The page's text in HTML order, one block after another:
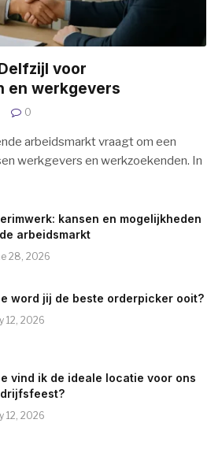
voor
en werkgevers
0
arbeidsmarkt vraagt om een
werkgevers en werkzoekenden. In
kansen en mogelijkheden
arbeidsmarkt
28, 2026
word jij de beste orderpicker ooit?
12, 2026
vind ik de ideale locatie voor ons
12, 2026